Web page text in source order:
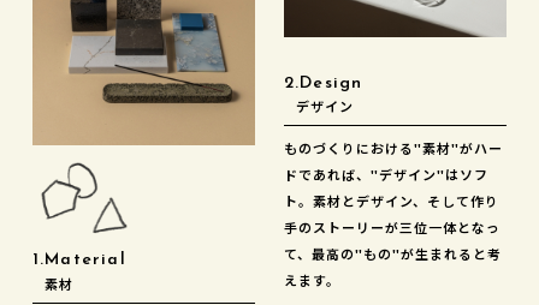
1.Material
素材
2.Design
デザイン
ものづくりにおける"素材"がハー
ドであれば、"デザイン"はソフ
ト。素材とデザイン、そして作り
手のストーリーが三位一体となっ
て、最高の"もの"が生まれると考
えます。